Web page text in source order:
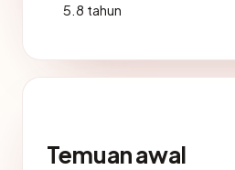
5.8 tahun
Temuan awal